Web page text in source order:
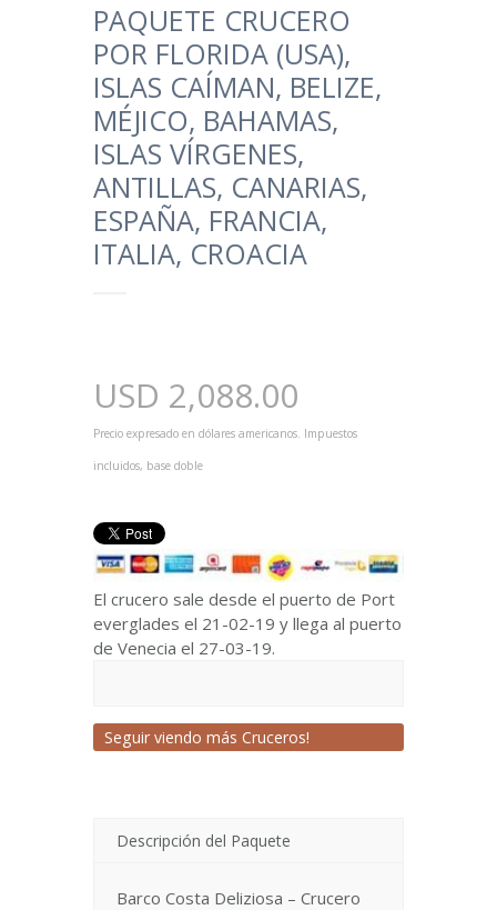
PAQUETE CRUCERO
POR FLORIDA (USA),
ISLAS CAÍMAN, BELIZE,
MÉJICO, BAHAMAS,
ISLAS VÍRGENES,
ANTILLAS, CANARIAS,
ESPAÑA, FRANCIA,
ITALIA, CROACIA
USD 2,088.00
Precio expresado en dólares americanos. Impuestos
incluidos, base doble
El crucero sale desde el puerto de Port
everglades el 21-02-19 y llega al puerto
de Venecia el 27-03-19.
Seguir viendo más Cruceros!
Descripción del Paquete
Barco Costa Deliziosa – Crucero